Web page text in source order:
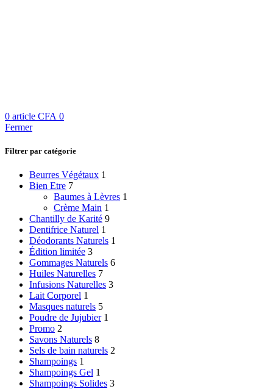
0 article CFA 0
Fermer
Filtrer par catégorie
Beurres Végétaux 1
Bien Etre 7
Baumes à Lèvres 1
Crème Main 1
Chantilly de Karité 9
Dentifrice Naturel 1
Déodorants Naturels 1
Édition limitée 3
Gommages Naturels 6
Huiles Naturelles 7
Infusions Naturelles 3
Lait Corporel 1
Masques naturels 5
Poudre de Jujubier 1
Promo 2
Savons Naturels 8
Sels de bain naturels 2
Shampoings 1
Shampoings Gel 1
Shampoings Solides 3